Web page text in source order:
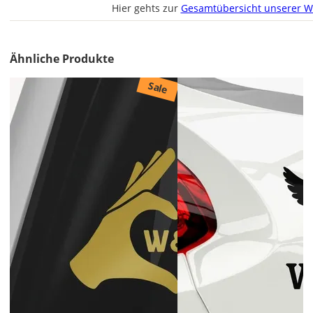
den
2x
ungespiegelt.
Soll
der
Autoaufkleber
gespiegelt
werden?
Hier gehts zur Gesamtübersicht unserer
Ähnliche Produkte
Sale